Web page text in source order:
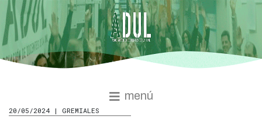
menú
20/05/2024 | GREMIALES